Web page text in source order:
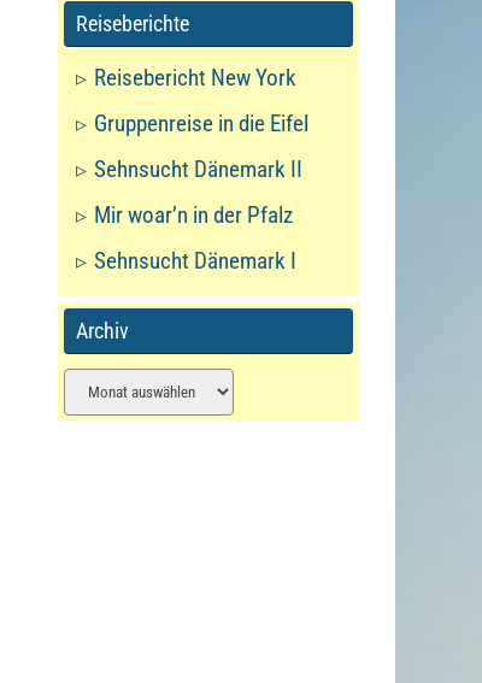
Reiseberichte
Reisebericht New York
Gruppenreise in die Eifel
Sehnsucht Dänemark II
Mir woar’n in der Pfalz
Sehnsucht Dänemark I
Archiv
Archiv